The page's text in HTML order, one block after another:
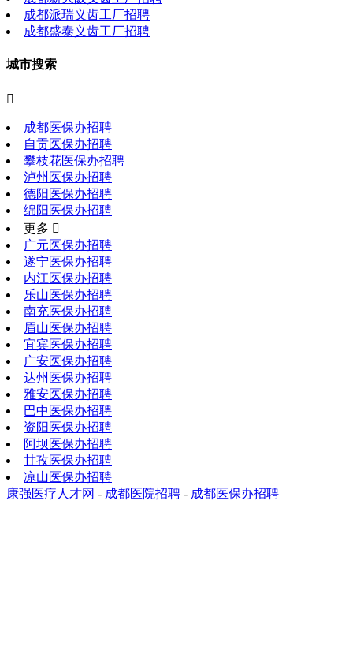
成都派瑞义齿工厂招聘
成都盛泰义齿工厂招聘
城市搜索

成都医保办招聘
自贡医保办招聘
攀枝花医保办招聘
泸州医保办招聘
德阳医保办招聘
绵阳医保办招聘
更多 
广元医保办招聘
遂宁医保办招聘
内江医保办招聘
乐山医保办招聘
南充医保办招聘
眉山医保办招聘
宜宾医保办招聘
广安医保办招聘
达州医保办招聘
雅安医保办招聘
巴中医保办招聘
资阳医保办招聘
阿坝医保办招聘
甘孜医保办招聘
凉山医保办招聘
康强医疗人才网 - 成都医院招聘 - 成都医保办招聘